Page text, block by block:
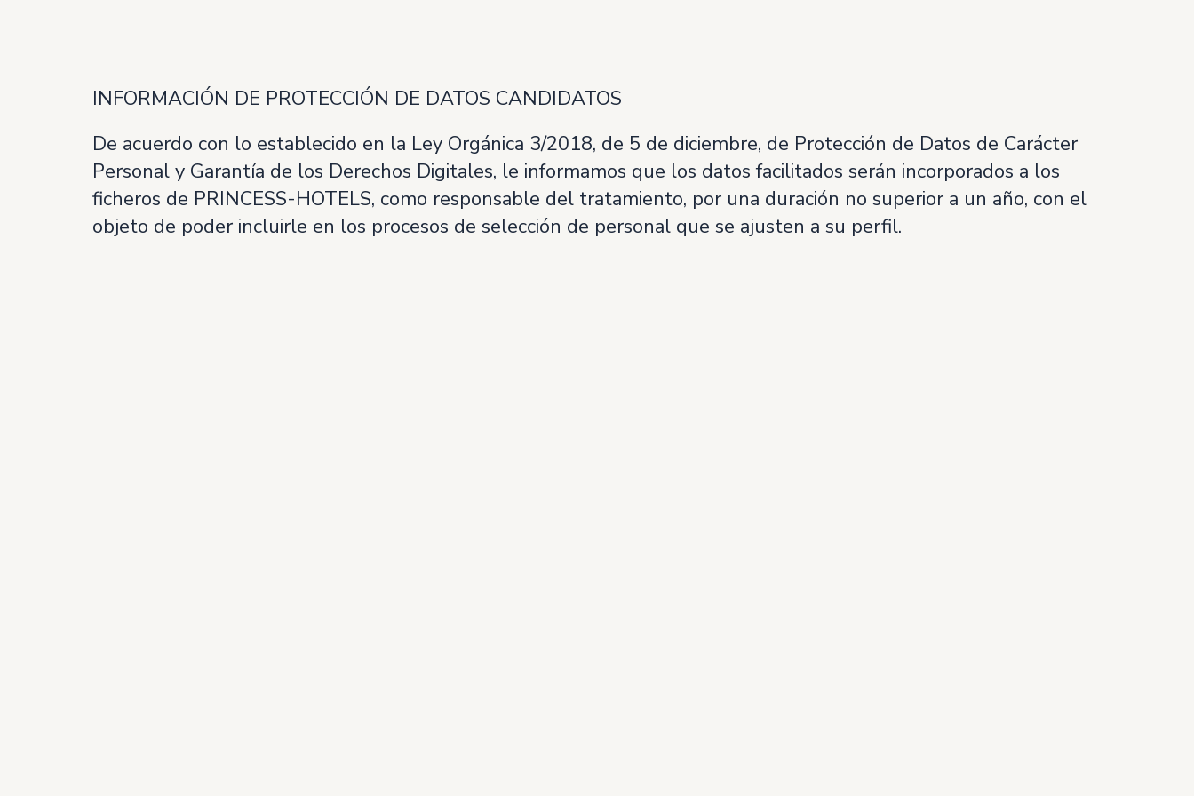
INFORMACIÓN DE PROTECCIÓN DE DATOS CANDIDATOS
De acuerdo con lo establecido en la Ley Orgánica 3/2018, de 5 de diciembre, de Protección de Datos de Carácter
Personal y Garantía de los Derechos Digitales, le informamos que los datos facilitados serán incorporados a los
ficheros de PRINCESS-HOTELS, como responsable del tratamiento, por una duración no superior a un año, con el
objeto de poder incluirle en los procesos de selección de personal que se ajusten a su perfil.